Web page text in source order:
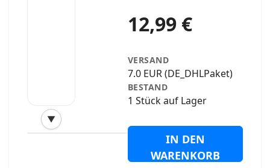
▼
‹
12,99 €
VERSAND
7.0 EUR (DE_DHLPaket)
BESTAND
1 Stück auf Lager
IN DEN
WARENKORB